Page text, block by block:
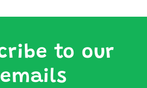
to our
emails